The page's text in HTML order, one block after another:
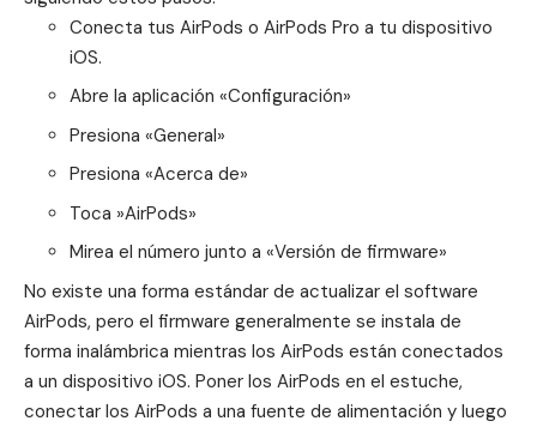
Conecta tus ‌‌AirPods‌‌ o ‌‌‌‌‌‌AirPods Pro‌‌‌‌‌‌ a tu dispositivo
iOS.
Abre la aplicación «Configuración»
Presiona «General»
Presiona «Acerca de»
Toca ‌‌‌‌‌»AirPods‌‌‌‌‌»
Mirea el número junto a «Versión de firmware»
No existe una forma estándar de actualizar el software
‌AirPods‌‌, pero el firmware generalmente se instala de
forma inalámbrica mientras los ‌‌AirPods‌‌ están conectados
a un dispositivo iOS. Poner los ‌‌‌‌‌AirPods‌‌‌‌‌ en el estuche,
conectar los ‌‌‌‌‌AirPods‌‌‌‌‌ a una fuente de alimentación y luego